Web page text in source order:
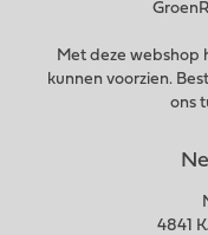
Met deze webshop
kunnen voorzien.
ons
4841